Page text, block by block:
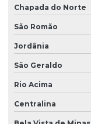
Chapada do Norte
São Romão
Jordânia
São Geraldo
Rio Acima
Centralina